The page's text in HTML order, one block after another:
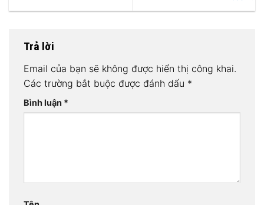
Trả lời
Email của bạn sẽ không được hiển thị công khai.
Các trường bắt buộc được đánh dấu *
Bình luận *